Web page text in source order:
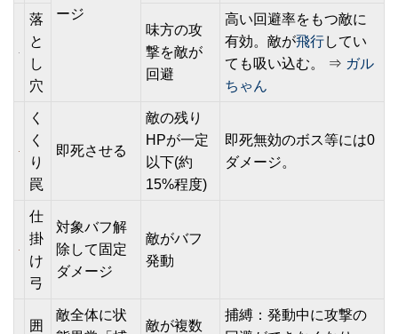
ージ
落
と
し
穴
味方の攻
撃を敵が
回避
高い回避率をもつ敵に
有効。敵が飛行してい
ても吸い込む。 ⇒ ガル
ちゃん
く
く
り
罠
即死させる
敵の残り
HPが一定
以下(約
15%程度)
即死無効のボス等には0
ダメージ。
仕
掛
け
弓
対象バフ解
除して固定
ダメージ
敵がバフ
発動
囲
敵全体に状
敵が複数
捕縛：発動中に攻撃の